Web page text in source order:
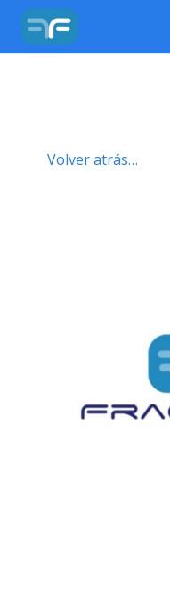
Volver atrás…